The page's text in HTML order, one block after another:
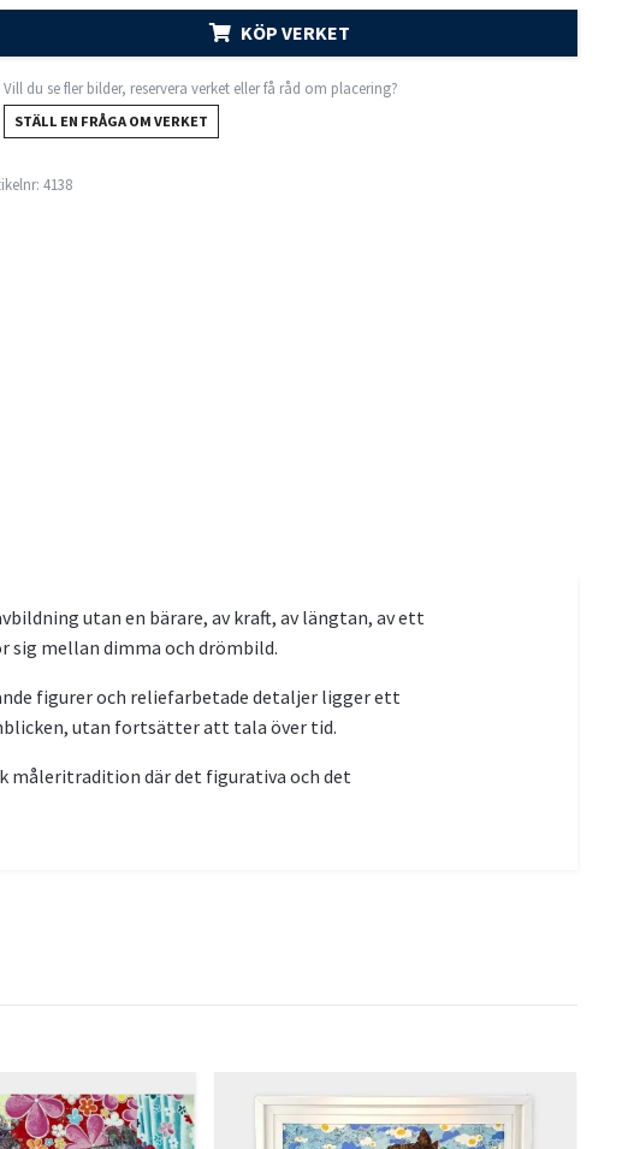
KÖP VERKET
Vill du se fler bilder, reservera verket eller få råd om placering?
STÄLL EN FRÅGA OM VERKET
4138
utan en bärare, av kraft, av längtan, av ett
sig mellan dimma och drömbild.
figurer och reliefarbetade detaljer ligger ett
utan fortsätter att tala över tid.
måleritradition där det figurativa och det